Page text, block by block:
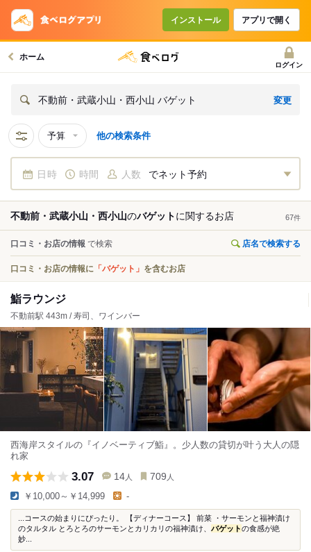
インストール アプリで開く
ホーム
ログイン
不動前・武蔵小山・西小山 バゲット 変更
予算 他の検索条件
日時 時間 人数 でネット予約
不動前・武蔵小山・西小山のバゲットに関するお店 67件
口コミ・お店の情報 で検索 店名で検索する
口コミ・お店の情報に 「バゲット」 を含むお店
鮨ラウンジ
不動前駅 443m / 寿司、ワインバー
西海岸スタイルの『イノベーティブ鮨』。少人数の貸切が叶う大人の隠
れ家
3.07 14 人 709 人
￥10,000～￥14,999 -
...コースの始まりにぴったり。 【ディナーコース】 前菜 ・サーモンと福神漬け
のタルタル とろとろのサーモンとカリカリの福神漬け、 バゲットの食感が絶
妙...